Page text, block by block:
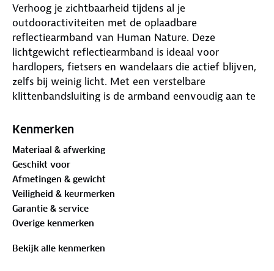
Verhoog je zichtbaarheid tijdens al je
outdooractiviteiten met de oplaadbare
reflectiearmband van Human Nature. Deze
lichtgewicht reflectiearmband is ideaal voor
hardlopers, fietsers en wandelaars die actief blijven,
zelfs bij weinig licht. Met een verstelbare
klittenbandsluiting is de armband eenvoudig aan te
of enkel.
De armband is uitgerust met een oplaadbare 3.7V
150mAh Li-batterij die snel op te laden is via de
bijgeleverde USB-C kabel. Met een oplaadtijd van
slechts 30 minuten ben je in een mum van tijd weer
klaar voor je volgende avontuur. De batterij biedt
een gebruiksduur van 2 tot 3 uur, afhankelijk van de
gekozen lichtstand.
Kenmerken
Materiaal & afwerking
Geschikt voor
Afmetingen & gewicht
Veiligheid & keurmerken
Garantie & service
Overige kenmerken
Bekijk alle kenmerken